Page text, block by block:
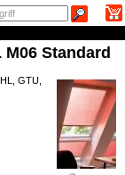
Standard
GTU,